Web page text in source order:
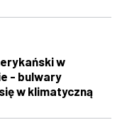
w
- bulwary
w klimatyczną